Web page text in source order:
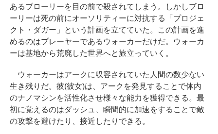
あるブローリーを目の前で殺されてしまう。しかしブロ
ーリーは死の前にオーソリティーに対抗する「プロジェ
クト・ダガー」という計画を立てていた。この計画を進
めるのはプレーヤーであるウォーカーだけだ。ウォーカ
ーは基地から荒廃した世界へと旅立っていく。
ウォーカーはアークに収容されていた人間の数少ない
生き残りだ。彼(彼女)は、アークを発見することで体内
のナノマシンを活性化させ様々な能力を獲得できる。最
初に覚えるのはダッシュ、瞬間的に加速をすることで敵
の攻撃を避けたり、接近したりできる。